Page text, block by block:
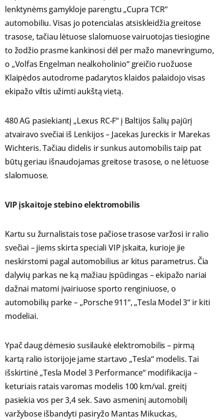
lenktynėms gamykloje parengtu „Cupra TCR“
automobiliu. Visas jo potencialas atsiskleidžia greitose
trasose, tačiau lėtuose slalomuose vairuotojas tiesiogine
to žodžio prasme kankinosi dėl per mažo manevringumo,
o „Volfas Engelman nealkoholinio“ greičio ruožuose
Klaipėdos autodrome padarytos klaidos palaidojo visas
ekipažo viltis užimti aukštą vietą.
480 AG pasiekiantį „Lexus RC-F“ į Baltijos šalių pajūrį
atvairavo svečiai iš Lenkijos – Jacekas Jureckis ir Marekas
Wichteris. Tačiau didelis ir sunkus automobilis taip pat
būtų geriau išnaudojamas greitose trasose, o ne lėtuose
slalomuose.
VIP įskaitoje stebino elektromobilis
Kartu su žurnalistais tose pačiose trasose varžosi ir ralio
svečiai – jiems skirta speciali VIP įskaita, kurioje jie
neskirstomi pagal automobilius ar kitus parametrus. Čia
dalyvių parkas ne ką mažiau įspūdingas – ekipažo nariai
dažnai matomi įvairiuose sporto renginiuose, o
automobilių parke – „Porsche 911“, „Tesla Model 3“ ir kiti
modeliai.
Ypač daug dėmesio susilaukė elektromobilis – pirmą
kartą ralio istorijoje jame startavo „Tesla“ modelis. Tai
išskirtinė „Tesla Model 3 Performance“ modifikacija –
keturiais ratais varomas modelis 100 km/val. greitį
pasiekia vos per 3,4 sek. Savo asmeninį automobilį
varžybose išbandyti pasiryžo Mantas Mikuckas,